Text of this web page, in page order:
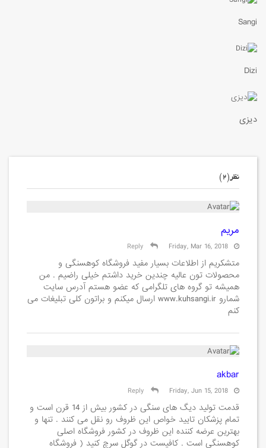
Sangi
Dizi
دیزی
نظر(2)
مریم
Friday, Mar 16, 2018
Reply
متشکریم از اطلاعات بسیار مفید فروشگاه کوهسنگی و
محصولات تون عالیه چندین خرید داشتم خیلی راضیم . من
همیشه تو گروه های تلگرامی که عضو هستم آدرس سایت
شمارو www.kuhsangi.ir ارسال میکنم و براتون کلی تبلیغات می
کنم
akbar
Friday, Jun 15, 2018
Reply
قدمت تولید دیگ های سنگی در کشور بیش از 14 قرن است و
تمام پزشکان تایید خواص این ظروف رو نقل می کنند . تنها و
بهترین عرضه کننده این ظروف در کشور فروشگاه اصلی
کوهسنگی است . کافیست در گوگل سرچ کنید ( فروشگاه